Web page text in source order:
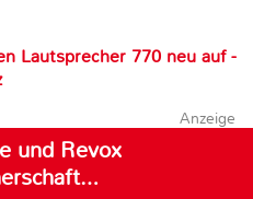
Lautsprecher 770 neu auf -
Anzeige
und Revox